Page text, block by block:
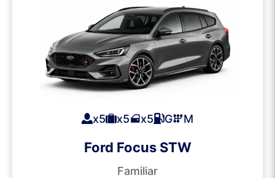
x5 x5 x5 G M
Ford Focus STW
Familiar